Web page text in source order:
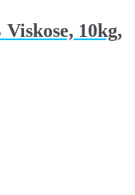
Viskose, 10kg,